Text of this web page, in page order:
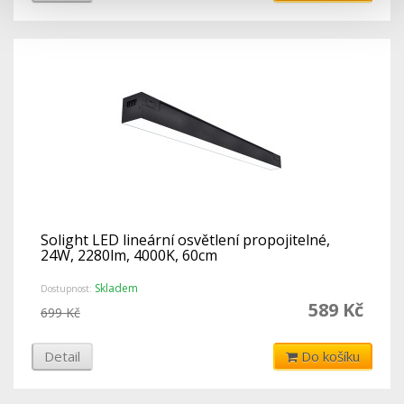
Solight LED lineární osvětlení propojitelné,
24W, 2280lm, 4000K, 60cm
Dostupnost: Skladem
589 Kč
699 Kč
Detail Do košíku